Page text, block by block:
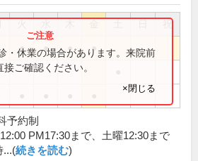
祝
● ● ● ●
・休業の場合があります。来院前
ご確認ください。
×閉じる
予約制
PM17:30まで、土曜12:30まで
...(続きを読む)